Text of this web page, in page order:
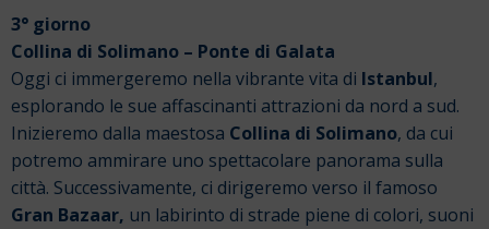
3° giorno
Collina di Solimano – Ponte di Galata
Oggi ci immergeremo nella vibrante vita di Istanbul,
esplorando le sue affascinanti attrazioni da nord a sud.
Inizieremo dalla maestosa Collina di Solimano, da cui
potremo ammirare uno spettacolare panorama sulla
città. Successivamente, ci dirigeremo verso il famoso
Gran Bazaar, un labirinto di strade piene di colori, suoni